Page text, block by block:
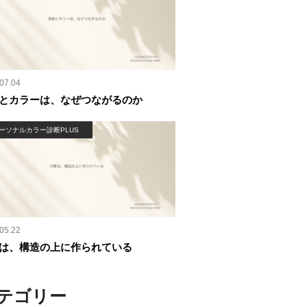
カラーは、なぜつながるのか
ソナルカラー診断PLUS
、構造の上に作られている
ゴリー